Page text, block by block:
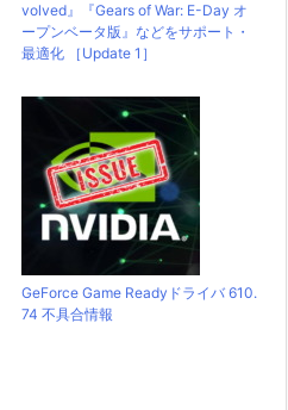
volved』『Gears of War: E-Day オ
ープンベータ版』などをサポート・
最適化 ［Update 1］
GeForce Game Readyドライバ 610.
74 不具合情報